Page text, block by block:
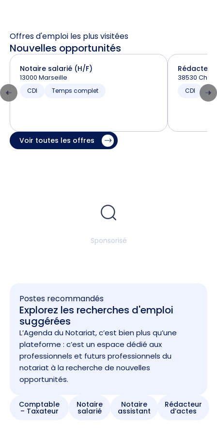
Offres d'emploi les plus visitées
Nouvelles opportunités
Notaire salarié (H/F)
13000 Marseille
CDI Temps complet
Rédacteur
38530
CDI
Voir toutes les offres
Sponsorisé
Postes recommandés
Explorez les recherches d'emploi
suggérées
L’Agenda du Notariat, c’est bien plus qu’une
plateforme : c’est un espace dédié aux
professionnels et futurs professionnels du
notariat à la recherche de nouvelles
opportunités.
Comptable
– Taxateur
Notaire
salarié
Notaire
assistant
Rédacteur
d’actes